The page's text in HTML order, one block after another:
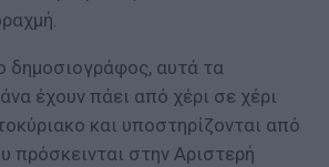
δημοσιογράφος, αυτά τα
έχουν πάει από χέρι σε χέρι
και υποστηρίζονται από
πρόσκεινται στην Αριστερή